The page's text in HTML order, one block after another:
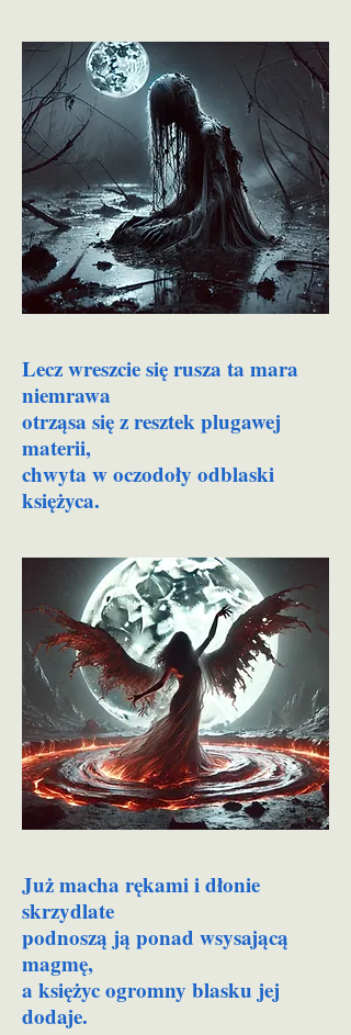
Lecz wreszcie się rusza ta mara
niemrawa
otrząsa się z resztek plugawej
materii,
chwyta w oczodoły odblaski
księżyca.
Już macha rękami i dłonie
skrzydlate
podnoszą ją ponad wsysającą
magmę,
a księżyc ogromny blasku jej
dodaje.